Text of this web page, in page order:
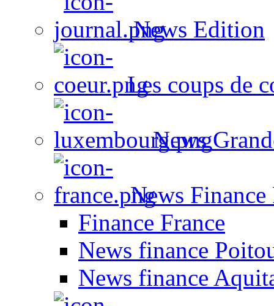
News Edition
Les coups de
News
News Finance
Finance France
News finance
News finance